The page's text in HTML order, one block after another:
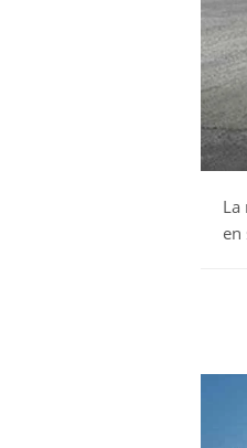
La
en